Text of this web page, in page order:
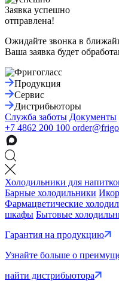
Заявка успешно
отправлена!
Ожидайте звонка в
Ваша заявка будет
Продукция
Сервис
Дистрибьюторы
Служба заботы Документы
+7 4862 200 100
Холодильники для
Барные холодильники
Фармацветические
шкафы Бытовые
Гарантия на продукцию
Узнайте больше о
найти дистрибьютора